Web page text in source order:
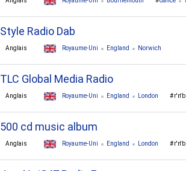
Style Radio Dab
Anglais Royaume-Uni England Norwich
TLC Global Media Radio
Anglais Royaume-Uni England London r'n'b
500 cd music album
Anglais Royaume-Uni England London r'n'b